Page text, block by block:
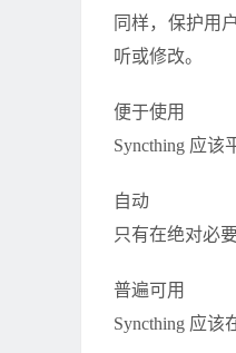
同样，保护用
听或修改。
便于使用
Syncthing 应该
自动
只有在绝对必
普遍可用
Syncthing 应